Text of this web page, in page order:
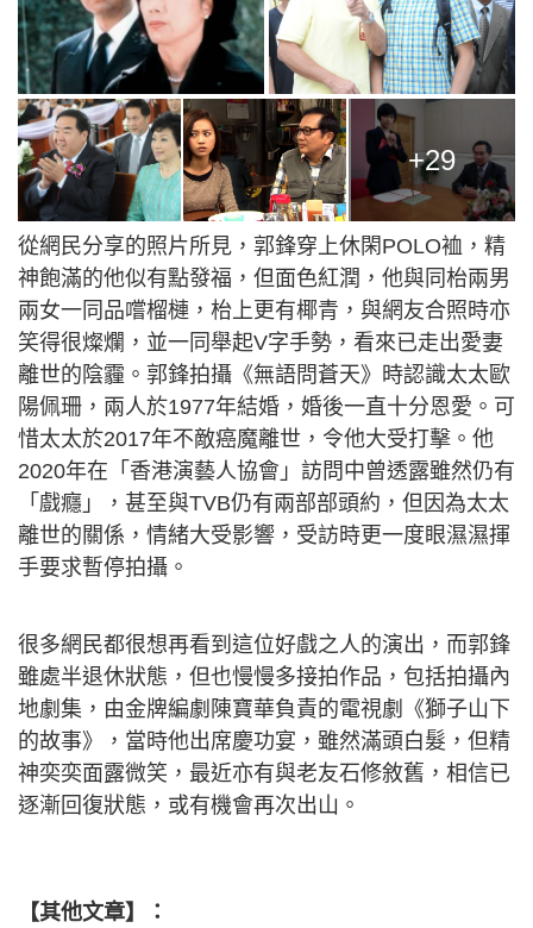
+29
從網民分享的照片所見，郭鋒穿上休閑POLO裇，精
神飽滿的他似有點發福，但面色紅潤，他與同枱兩男
兩女一同品嚐榴槤，枱上更有椰青，與網友合照時亦
笑得很燦爛，並一同舉起V字手勢，看來已走出愛妻
離世的陰霾。郭鋒拍攝《無語問蒼天》時認識太太歐
陽佩珊，兩人於1977年結婚，婚後一直十分恩愛。可
惜太太於2017年不敵癌魔離世，令他大受打擊。他
2020年在「香港演藝人協會」訪問中曾透露雖然仍有
「戲癮」，甚至與TVB仍有兩部部頭約，但因為太太
離世的關係，情緒大受影響，受訪時更一度眼濕濕揮
手要求暫停拍攝。
很多網民都很想再看到這位好戲之人的演出，而郭鋒
雖處半退休狀態，但也慢慢多接拍作品，包括拍攝內
地劇集，由金牌編劇陳寶華負責的電視劇《獅子山下
的故事》，當時他出席慶功宴，雖然滿頭白髮，但精
神奕奕面露微笑，最近亦有與老友石修敘舊，相信已
逐漸回復狀態，或有機會再次出山。
【其他文章】：